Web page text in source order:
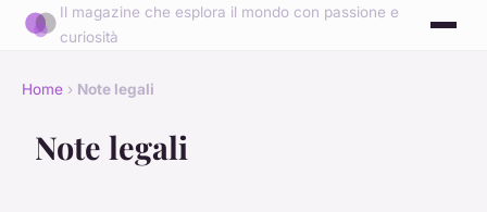
Il magazine che esplora il mondo con passione e
curiosità
Home › Note legali
Note legali